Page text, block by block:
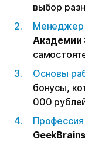
выбор
Менеджер
Академии
Основы
бонусы,
000
GeekBrains